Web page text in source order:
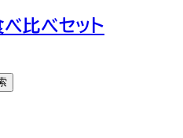
比べセット